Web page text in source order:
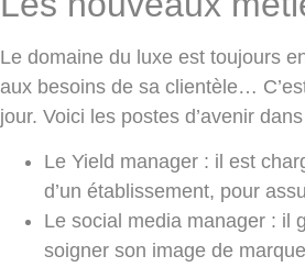
Le domaine du luxe est toujours
aux besoins de sa clientèle…
jour. Voici les postes d’avenir
Le Yield manager : il est
d’un établissement, pour
Le social media manager : il
soigner son image de